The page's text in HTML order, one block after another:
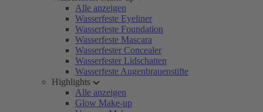
Alle anzeigen
Wasserfeste Eyeliner
Wasserfeste Foundation
Wasserfeste Mascara
Wasserfester Concealer
Wasserfester Lidschatten
Wasserfeste Augenbrauenstifte
Highlights
Alle anzeigen
Glow Make-up